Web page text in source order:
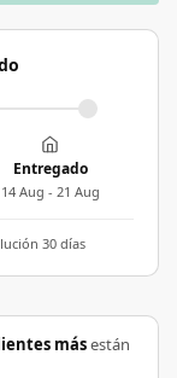
Entregado
14 Aug - 21 Aug
30 días
másestán